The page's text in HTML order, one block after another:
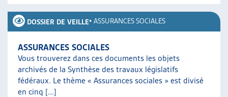
DOSSIER DE VEILLE• ASSURANCES SOCIALES
ASSURANCES SOCIALES
Vous trouverez dans ces documents les objets
archivés de la Synthèse des travaux législatifs
fédéraux. Le thème « Assurances sociales » est divisé
en cinq [...]